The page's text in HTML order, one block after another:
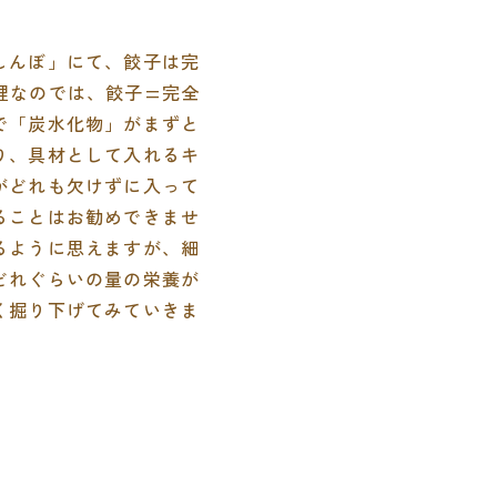
ぼ」にて、餃子は完
なのでは、餃子=完全
炭水化物」がまずと
具材として入れるキ
れも欠けずに入って
とはお勧めできませ
うに思えますが、細
ぐらいの量の栄養が
り下げてみていきま